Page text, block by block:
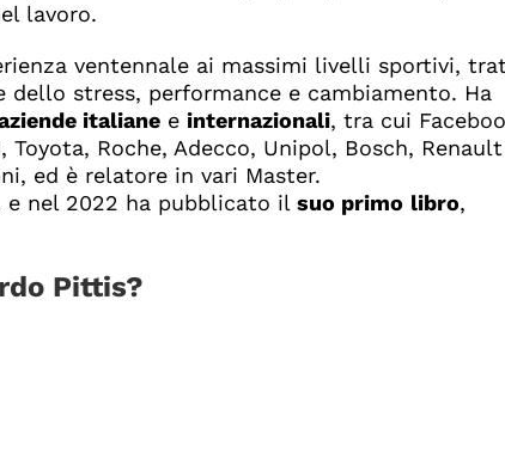
lavoro.
ventennale ai massimi livelli sportivi,
stress, performance e cambiamento. Ha
italianee internazionali, tra cui
Roche, Adecco, Unipol, Bosch,
ed è relatore in vari Master.
e nel 2022 ha pubblicato il suo primo libro,
Pittis?